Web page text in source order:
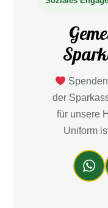
der
für unsere
Uniform
Wh
ats